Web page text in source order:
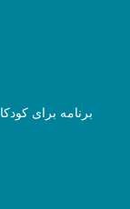
برنامه برای